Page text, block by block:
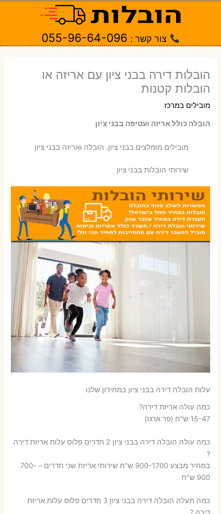
צור קשר : 055-96-64-096
הובלות דירה בבני ציון עם אריזה או
הובלות קטנות
מובילים במרכז
הובלה כולל אריזה ועטיפה בבני ציון
‫מובילים מומלצים בבני ציון. הובלה ואריזה בבני ציון
שירותי הובלות בבני ציון
עלות הובלה דירה בבני ציון במחירון שלנו
כמה עולה אריזת דירה​?
15-47 ש"ח (פר ארגז)
כמה עולה הובלה דירה בבני ציון 2 חדרים פלוס עלות אריזת דירה
?
במחיר מבצע 900-1700 ש"ח שירותי אריזת שני חדרים – 700-
900 ש"ח
כמה תעלה הובלה דירה בבני ציון 3 חדרים פלוס עלות אריזת